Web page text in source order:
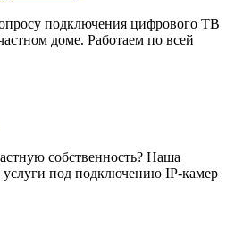
подключения цифрового ТВ
доме. Работаем по всей
собственность? Наша
услуги под подключению IP-камер